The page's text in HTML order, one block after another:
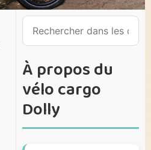
À propos du
vélo cargo
Dolly